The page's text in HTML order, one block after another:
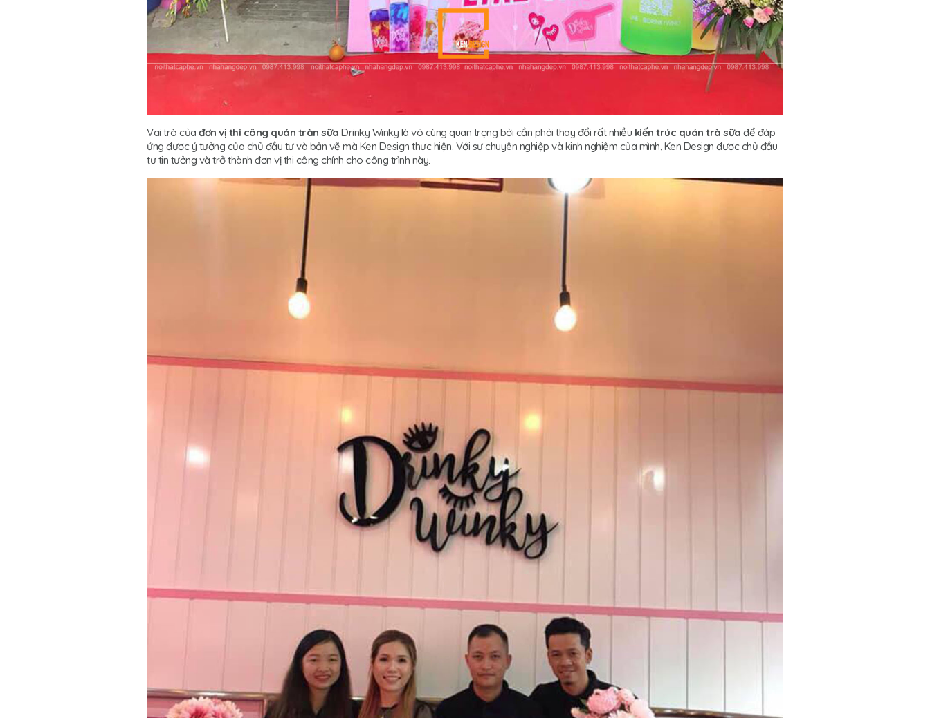
Vai trò của đơn vị thi công quán tràn sữa Drinky Winky là vô cùng quan trọng bởi cần phải thay đổi rất nhiều kiến trúc quán trà sữa để đáp
ứng được ý tưởng của chủ đầu tư và bản vẽ mà Ken Design thực hiện. Với sự chuyên nghiệp và kinh nghiệm của mình, Ken Design được chủ đầu
tư tin tưởng và trở thành đơn vị thi công chính cho công trình này.